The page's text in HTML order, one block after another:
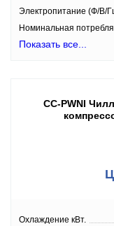
Электропитание (Ф/В/
Номинальная
Показать все...
CC-PWNI
Охлаждение кВт.